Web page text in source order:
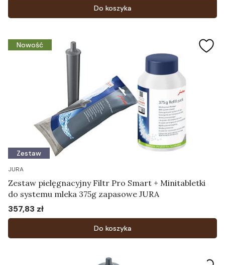
Do koszyka
Nowość
Zestaw
JURA
Zestaw pielęgnacyjny Filtr Pro Smart + Minitabletki
do systemu mleka 375g zapasowe JURA
Cena
357,83 zł
Do koszyka